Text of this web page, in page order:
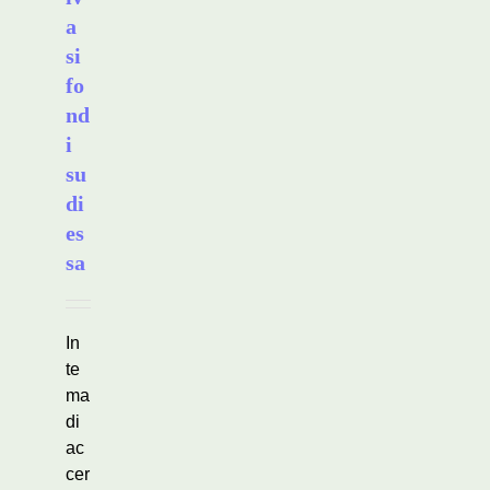
a
si
fo
nd
i
su
di
es
sa
In
te
ma
di
ac
cer